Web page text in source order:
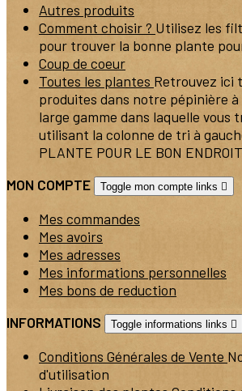
Autres produits
Comment choisir ? Utilisez les
pour trouver la bonne plante
Coup de coeur
Toutes les plantes Retrouvez ici
produites dans notre pépinière à
large gamme dans laquelle vous
utilisant la colonne de tri à
PLANTE POUR LE BON
MON COMPTE
Toggle mon compte links 
Mes commandes
Mes avoirs
Mes adresses
Mes informations personnelles
Mes bons de reduction
INFORMATIONS
Toggle informations links 
Conditions Générales de Vente
d'utilisation